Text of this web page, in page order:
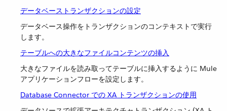
データベーストランザクションの設定
データベース操作をトランザクションのコンテキストで実行
します。
テーブルへの大きなファイルコンテンツの挿入
大きなファイルを読み取ってテーブルに挿入するように Mule
アプリケーションフローを設定します。
Database Connector での XA トランザクションの使用